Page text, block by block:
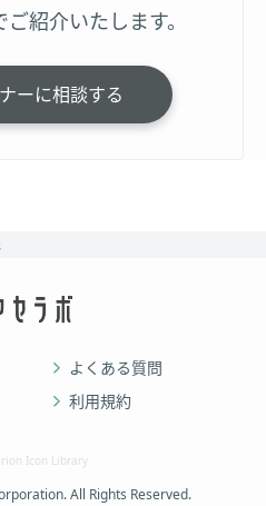
紹介いたします。
ーに相談する
よくある質問
利用規約
Icon Library
All Rights Reserved.